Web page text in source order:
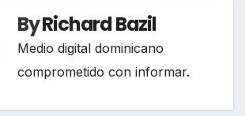
ByRichard Bazil
Medio digital dominicano
comprometido con informar.